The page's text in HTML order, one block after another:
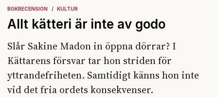
BOKRECENSION KULTUR
Allt kätteri är inte av godo
Slår Sakine Madon in öppna dörrar? I
Kättarens försvar tar hon striden för
yttrandefriheten. Samtidigt känns hon inte
vid det fria ordets konsekvenser.